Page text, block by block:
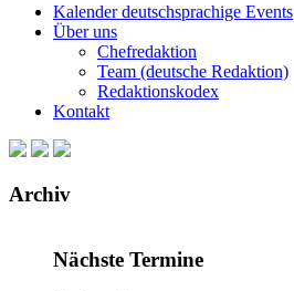
Kalender deutschsprachige Events
Über uns
Chefredaktion
Team (deutsche Redaktion)
Redaktionskodex
Kontakt
Archiv
Nächste Termine